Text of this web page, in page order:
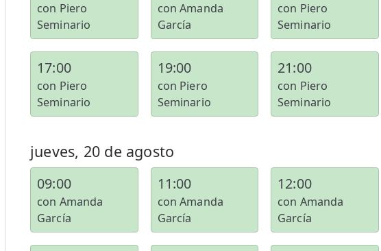
con Piero
Seminario
con Amanda
García
con Piero
Seminario
17:00
con Piero
Seminario
19:00
con Piero
Seminario
21:00
con Piero
Seminario
jueves, 20 de agosto
09:00
con Amanda
García
11:00
con Amanda
García
12:00
con Amanda
García